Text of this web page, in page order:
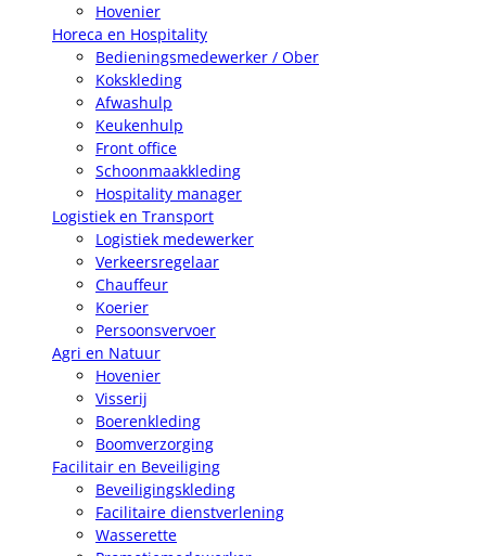
Hovenier
Horeca en Hospitality
Bedieningsmedewerker / Ober
Kokskleding
Afwashulp
Keukenhulp
Front office
Schoonmaakkleding
Hospitality manager
Logistiek en Transport
Logistiek medewerker
Verkeersregelaar
Chauffeur
Koerier
Persoonsvervoer
Agri en Natuur
Hovenier
Visserij
Boerenkleding
Boomverzorging
Facilitair en Beveiliging
Beveiligingskleding
Facilitaire dienstverlening
Wasserette